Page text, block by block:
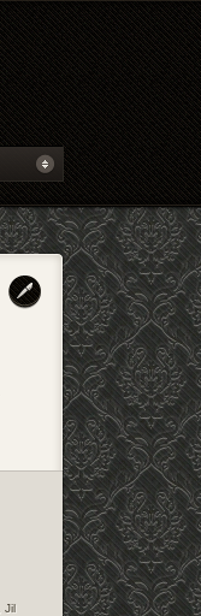
Jil